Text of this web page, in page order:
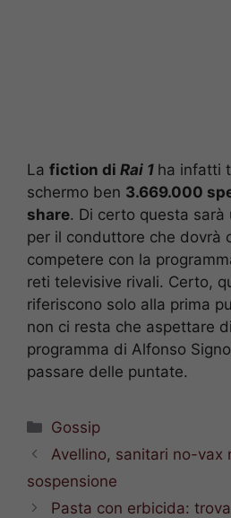
La fiction di Rai 1 ha infatti
schermo ben 3.669.000
share. Di certo questa
per il conduttore che dovrà
competere con la
reti televisive rivali. Certo,
riferiscono solo alla prima
non ci resta che aspettare
programma di Alfonso
passare delle puntate.
Categorie
Gossip
Avellino, sanitari no-vax
sospensione
Pasta con erbicida: